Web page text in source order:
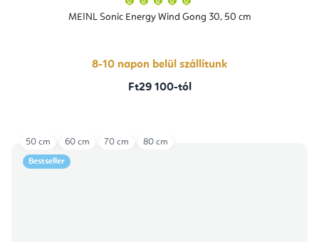
MEINL Sonic Energy Wind Gong 30, 50 cm
átlagos
értékelése
csillag.
8-10 napon belül szállítunk
Ft29 100-tól
Bestseller
50 cm 60 cm 70 cm 80 cm